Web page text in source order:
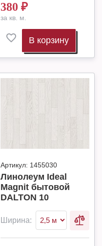
380 ₽
за кв. м.
В корзину
Артикул: 1455030
Линолеум Ideal
Magnit бытовой
DALTON 10
Ширина: